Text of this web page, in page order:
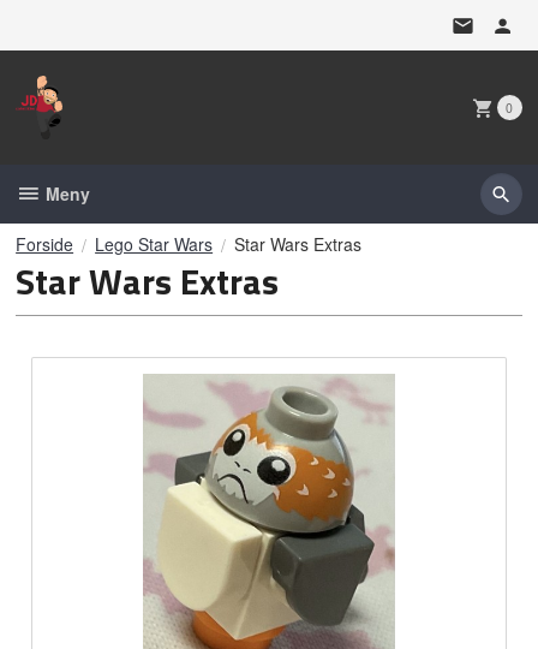
0
Meny
Forside Lego Star Wars Star Wars Extras
Star Wars Extras